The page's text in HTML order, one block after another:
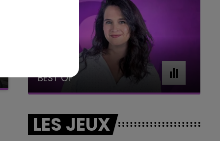
BEST OF
LES JEUX